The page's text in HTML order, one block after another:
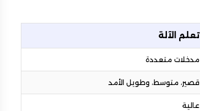
تعلم الآلة
مدخلات متعددة
قصير، متوسط، وطويل الأمد
عالية